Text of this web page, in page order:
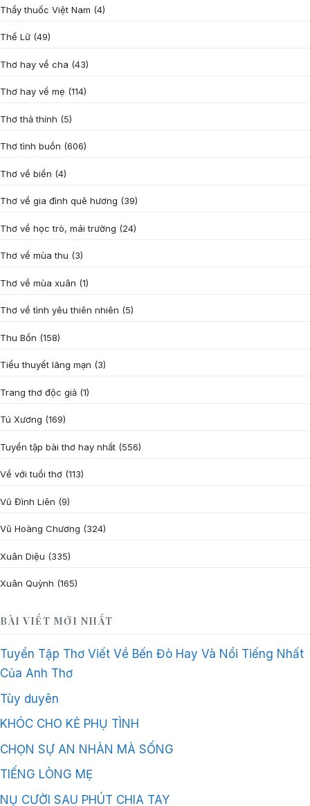
Thầy thuốc Việt Nam (4)
Thế Lữ (49)
Thơ hay về cha (43)
Thơ hay về mẹ (114)
Thơ thả thính (5)
Thơ tình buồn (606)
Thơ về biển (4)
Thơ về gia đình quê hương (39)
Thơ về học trò, mái trường (24)
Thơ về mùa thu (3)
Thơ về mùa xuân (1)
Thơ về tình yêu thiên nhiên (5)
Thu Bồn (158)
Tiểu thuyết lãng mạn (3)
Trang thơ độc giả (1)
Tú Xương (169)
Tuyển tập bài thơ hay nhất (556)
Về với tuổi thơ (113)
Vũ Đình Liên (9)
Vũ Hoàng Chương (324)
Xuân Diệu (335)
Xuân Quỳnh (165)
BÀI VIẾT MỚI NHẤT
Tuyển Tập Thơ Viết Về Bến Đò Hay Và Nổi Tiếng Nhất
Của Anh Thơ
Tùy duyên
KHÓC CHO KẺ PHỤ TÌNH
CHỌN SỰ AN NHÀN MÀ SỐNG
TIẾNG LÒNG MẸ
NỤ CƯỜI SAU PHÚT CHIA TAY